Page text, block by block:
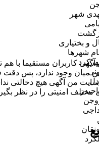
شهر
و بختیاری
شهر‌ها
آگهی کاربران مستقیما با
میان وجود ندارد، پس دقت
من آگهی هیچ دخالتی
مختلف امنیتی را در نظر